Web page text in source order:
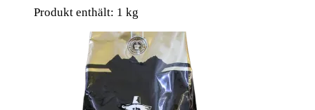
Produkt enthält: 1 kg